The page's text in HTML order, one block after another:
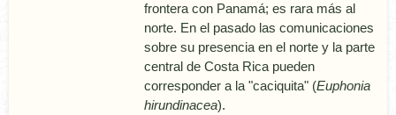
frontera con Panamá; es rara más al
norte. En el pasado las comunicaciones
sobre su presencia en el norte y la parte
central de Costa Rica pueden
corresponder a la "caciquita" (Euphonia
hirundinacea).